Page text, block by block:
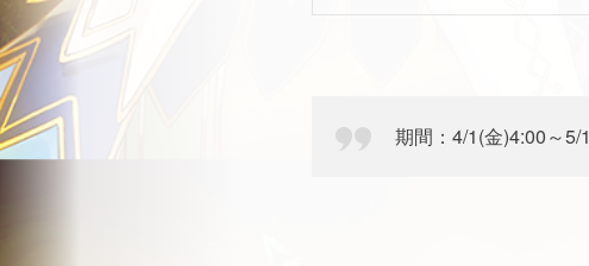
期間：4/1(金)4:00～5/